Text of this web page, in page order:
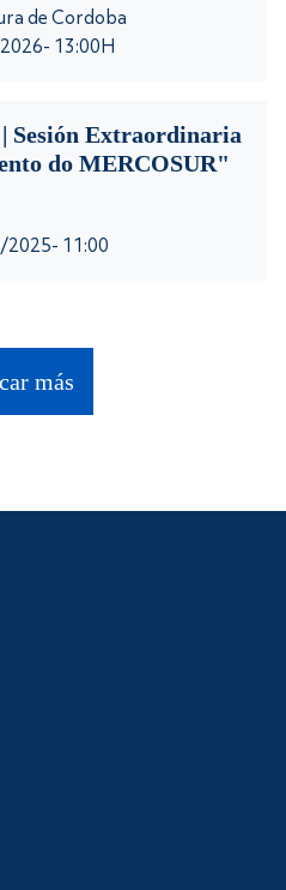
de Cordoba
13:00H
| Sesión Extraordinaria
do MERCOSUR"
11:00
más